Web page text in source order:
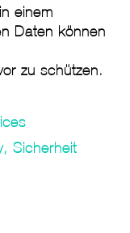
einem
Daten können
zu schützen.
, Sicherheit